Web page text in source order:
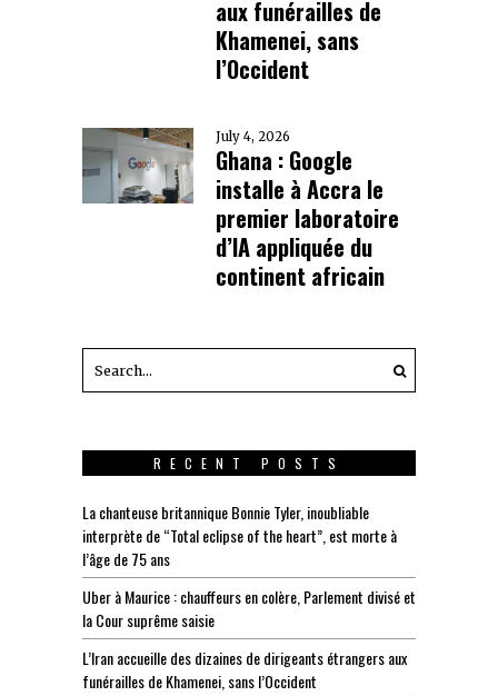
aux funérailles de
Khamenei, sans
l’Occident
July 4, 2026
Ghana : Google
installe à Accra le
premier laboratoire
d’IA appliquée du
continent africain
RECENT POSTS
La chanteuse britannique Bonnie Tyler, inoubliable
interprète de “Total eclipse of the heart”, est morte à
l’âge de 75 ans
Uber à Maurice : chauffeurs en colère, Parlement divisé et
la Cour suprême saisie
L’Iran accueille des dizaines de dirigeants étrangers aux
funérailles de Khamenei, sans l’Occident